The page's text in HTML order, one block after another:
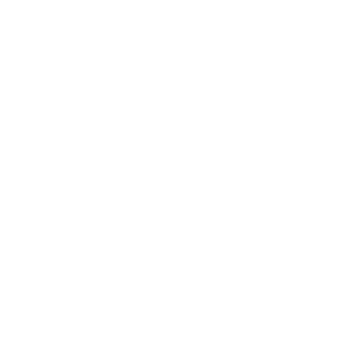
Arasa. Leia nossos conteúdos!
Arasa. Leia nossos conteúdos!